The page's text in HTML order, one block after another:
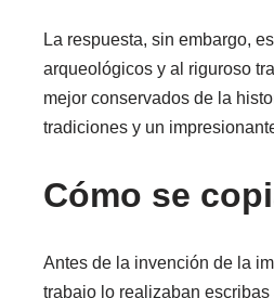
La respuesta, sin embargo,
arqueológicos y al riguroso
mejor conservados de la
tradiciones y un
Cómo se
Antes de la invención de la
trabajo lo realizaban